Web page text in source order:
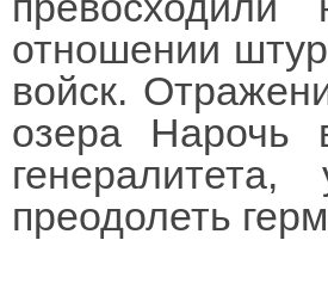
отношении
войск.
озера Нарочь
преодолеть